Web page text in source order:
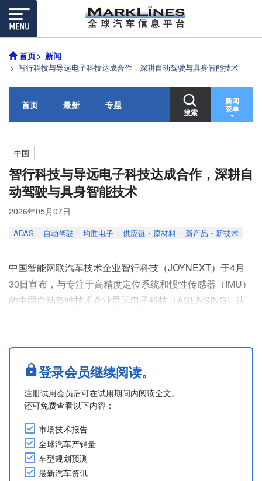
首页 新闻
智行科技与导远电子科技达成合作，深耕自动驾驶与具身智能技术
首页 最新 专题
搜索
新闻
菜单
中国
智行科技与导远电子科技达成合作，深耕自
动驾驶与具身智能技术
2026年05月07日
ADAS 自动驾驶 均胜电子 供应链・原材料 新产品・新技术
中国智能网联汽车技术企业智行科技（JOYNEXT）于4月
30日宣布，与专注于高精度定位系统和惯性传感器（IMU）
的中国自动驾驶技术企业导远电子科技（ASENSING）达
还将相关技术拓展至具身智能（embodied intelligence、即
AI拥有物理“身体”（如机器人或智能设备等），在与真实环
境互动的过程中进行学习与判断的....
登录会员继续阅读。
注册试用会员后可在试用期间内阅读全文。
还可免费查看以下内容：
市场技术报告
全球汽车产销量
车型规划预测
最新汽车资讯